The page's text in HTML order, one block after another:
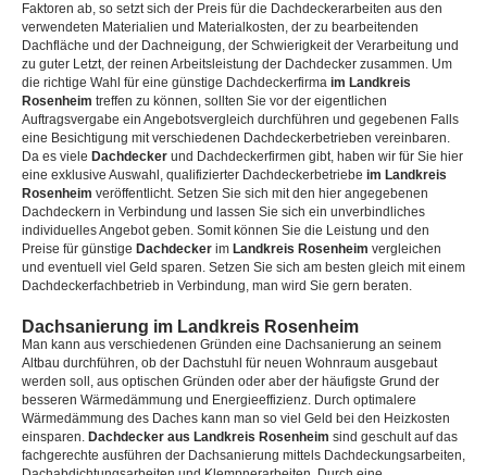
Faktoren ab, so setzt sich der Preis für die Dachdeckerarbeiten aus den
verwendeten Materialien und Materialkosten, der zu bearbeitenden
Dachfläche und der Dachneigung, der Schwierigkeit der Verarbeitung und
zu guter Letzt, der reinen Arbeitsleistung der Dachdecker zusammen. Um
die richtige Wahl für eine günstige Dachdeckerfirma im Landkreis
Rosenheim treffen zu können, sollten Sie vor der eigentlichen
Auftragsvergabe ein Angebotsvergleich durchführen und gegebenen Falls
eine Besichtigung mit verschiedenen Dachdeckerbetrieben vereinbaren.
Da es viele Dachdecker und Dachdeckerfirmen gibt, haben wir für Sie hier
eine exklusive Auswahl, qualifizierter Dachdeckerbetriebe im Landkreis
Rosenheim veröffentlicht. Setzen Sie sich mit den hier angegebenen
Dachdeckern in Verbindung und lassen Sie sich ein unverbindliches
individuelles Angebot geben. Somit können Sie die Leistung und den
Preise für günstige Dachdecker im Landkreis Rosenheim vergleichen
und eventuell viel Geld sparen. Setzen Sie sich am besten gleich mit einem
Dachdeckerfachbetrieb in Verbindung, man wird Sie gern beraten.
Dachsanierung im Landkreis Rosenheim
Man kann aus verschiedenen Gründen eine Dachsanierung an seinem
Altbau durchführen, ob der Dachstuhl für neuen Wohnraum ausgebaut
werden soll, aus optischen Gründen oder aber der häufigste Grund der
besseren Wärmedämmung und Energieeffizienz. Durch optimalere
Wärmedämmung des Daches kann man so viel Geld bei den Heizkosten
einsparen. Dachdecker aus Landkreis Rosenheim sind geschult auf das
fachgerechte ausführen der Dachsanierung mittels Dachdeckungsarbeiten,